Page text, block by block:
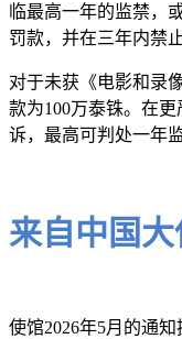
临最高一年的监禁，
罚款，并在三年内禁
对于未获《电影和录
款为100万泰铢。在
诉，最高可判处一年
来自中国
使馆2026年5月的通